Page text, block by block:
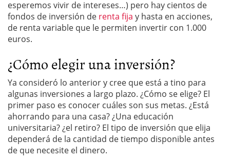
esperemos vivir de intereses…) pero hay cientos de
fondos de inversión de renta fija y hasta en acciones,
de renta variable que le permiten invertir con 1.000
euros.
¿Cómo elegir una inversión?
Ya consideró lo anterior y cree que está a tino para
algunas inversiones a largo plazo. ¿Cómo se elige? El
primer paso es conocer cuáles son sus metas. ¿Está
ahorrando para una casa? ¿Una educación
universitaria? ¿el retiro? El tipo de inversión que elija
dependerá de la cantidad de tiempo disponible antes
de que necesite el dinero.